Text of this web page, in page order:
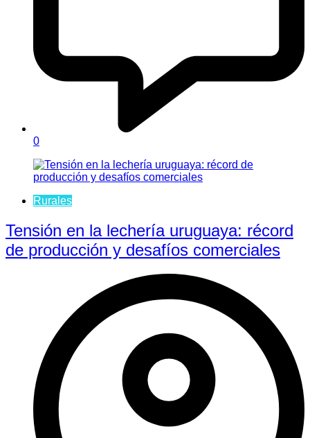
0
Rurales
Tensión en la lechería uruguaya: récord
de producción y desafíos comerciales